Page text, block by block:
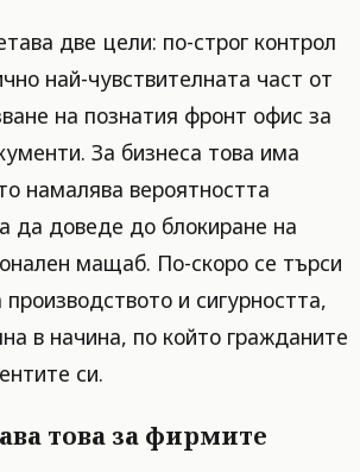
две цели: по-строг контрол
най-чувствителната част от
на познатия фронт офис за
За бизнеса това има
намалява вероятността
да доведе до блокиране на
мащаб. По-скоро се търси
и сигурността,
в начина, по който гражданите
си.
това за фирмите